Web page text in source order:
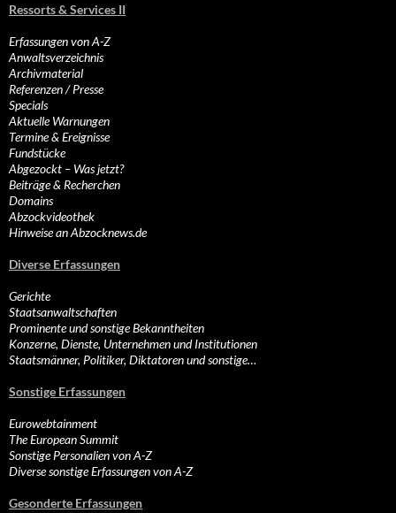
Ressorts & Services II
Erfassungen von A-Z
Anwaltsverzeichnis
Archivmaterial
Referenzen / Presse
Specials
Aktuelle Warnungen
Termine & Ereignisse
Fundstücke
Abgezockt – Was jetzt?
Beiträge & Recherchen
Domains
Abzockvideothek
Hinweise an Abzocknews.de
Diverse Erfassungen
Gerichte
Staatsanwaltschaften
Prominente und sonstige Bekanntheiten
Konzerne, Dienste, Unternehmen und Institutionen
Staatsmänner, Politiker, Diktatoren und sonstige…
Sonstige Erfassungen
Eurowebtainment
The European Summit
Sonstige Personalien von A-Z
Diverse sonstige Erfassungen von A-Z
Gesonderte Erfassungen